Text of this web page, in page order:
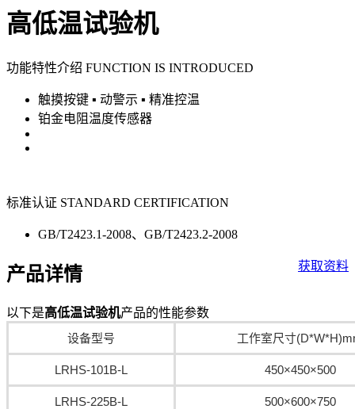
高低温试验机
功能特性介绍 FUNCTION IS INTRODUCED
触摸按键 ▪ 动警示 ▪ 精准控温
铂金电阻温度传感器
标准认证 STANDARD CERTIFICATION
GB/T2423.1-2008、GB/T2423.2-2008
获取资料
产品详情
以下是高低温试验机产品的性能参数
设备型号
工作室尺寸
LRHS-101B-L 450×450×500
LRHS-225B-L 500×600×750